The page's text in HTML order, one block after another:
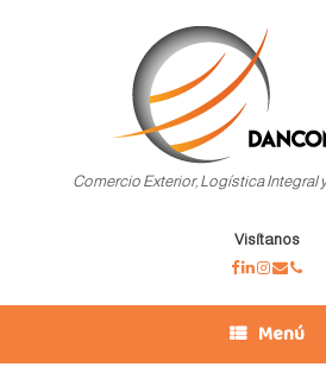
Comercio Exterior, Logística Integral
Visítanos
Menú